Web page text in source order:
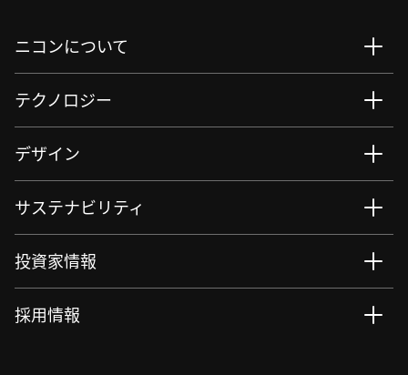
ニコンについて
テクノロジー
デザイン
サステナビリティ
投資家情報
採用情報